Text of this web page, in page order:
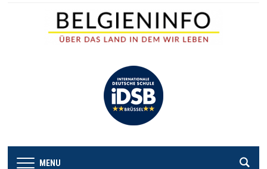
MENU